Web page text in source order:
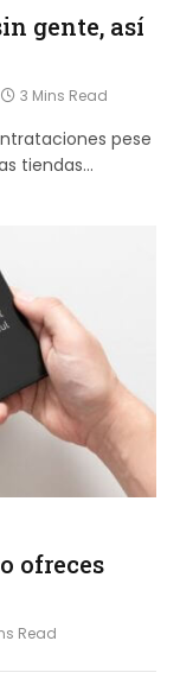
gente, así
3 Mins Read
pese
tiendas…
ofreces
Read